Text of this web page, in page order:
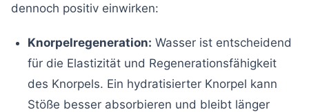
dennoch positiv einwirken:
Knorpelregeneration: Wasser ist entscheidend
für die Elastizität und Regenerationsfähigkeit
des Knorpels. Ein hydratisierter Knorpel kann
Stöße besser absorbieren und bleibt länger